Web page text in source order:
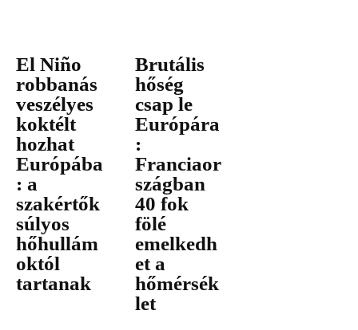
El Niño
robbanás
veszélyes
koktélt
hozhat
Európába
: a
szakértők
súlyos
hőhullám
októl
tartanak
Brutális
hőség
csap le
Európára
:
Franciaor
szágban
40 fok
fölé
emelkedh
et a
hőmérsék
let